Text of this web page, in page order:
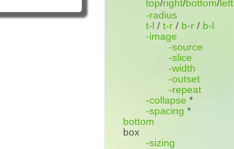
top/right/bottom/ left
-radius
t-l / t-r / b-r / b-l
-image
-source
-slice
-width
-outset
-repeat
-collapse *
-spacing *
bottom
box
-sizing